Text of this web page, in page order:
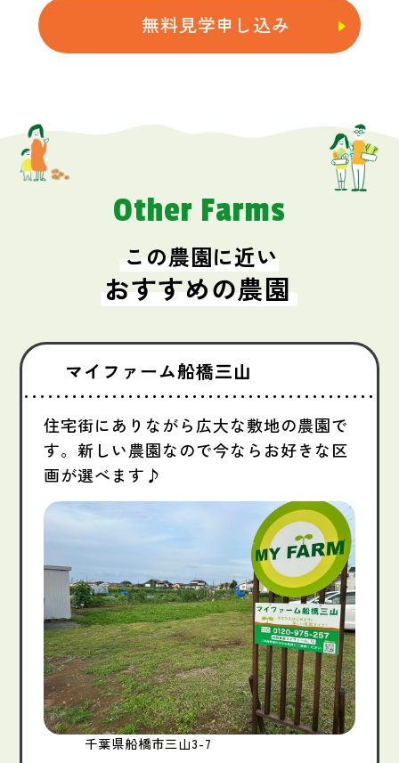
無料見学申し込み
Other Farms
この農園に近い
おすすめの農園
マイファーム船橋三山
住宅街にありながら広大な敷地の農園で
す。新しい農園なので今ならお好きな区
画が選べます♪
千葉県船橋市三山3-7